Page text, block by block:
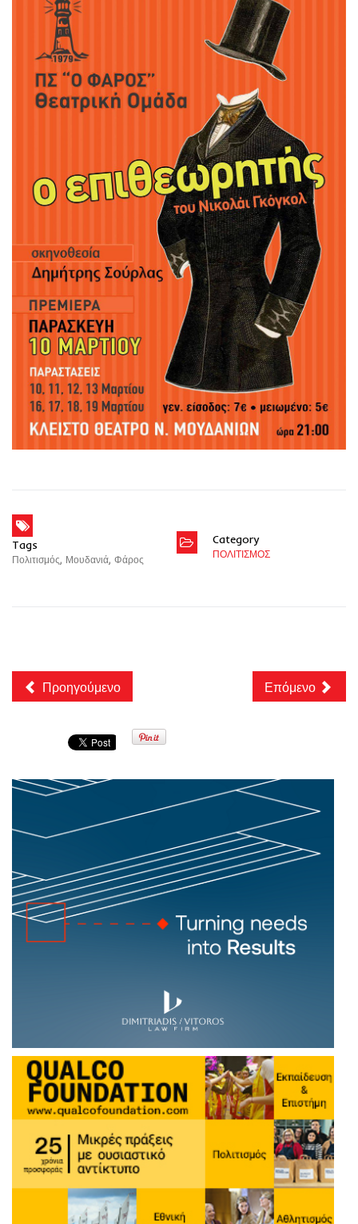
Tags
Πολιτισμός, Μουδανιά, Φάρος
Category
ΠΟΛΙΤΙΣΜΟΣ
Προηγούμενο Επόμενο